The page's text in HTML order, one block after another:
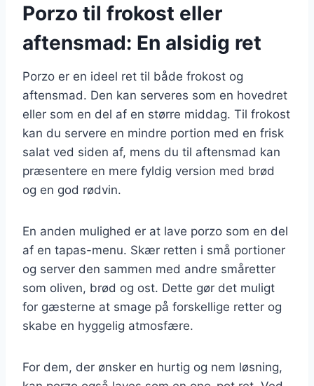
Porzo til frokost eller
aftensmad: En alsidig ret
Porzo er en ideel ret til både frokost og
aftensmad. Den kan serveres som en hovedret
eller som en del af en større middag. Til frokost
kan du servere en mindre portion med en frisk
salat ved siden af, mens du til aftensmad kan
præsentere en mere fyldig version med brød
og en god rødvin.
En anden mulighed er at lave porzo som en del
af en tapas-menu. Skær retten i små portioner
og server den sammen med andre småretter
som oliven, brød og ost. Dette gør det muligt
for gæsterne at smage på forskellige retter og
skabe en hyggelig atmosfære.
For dem, der ønsker en hurtig og nem løsning,